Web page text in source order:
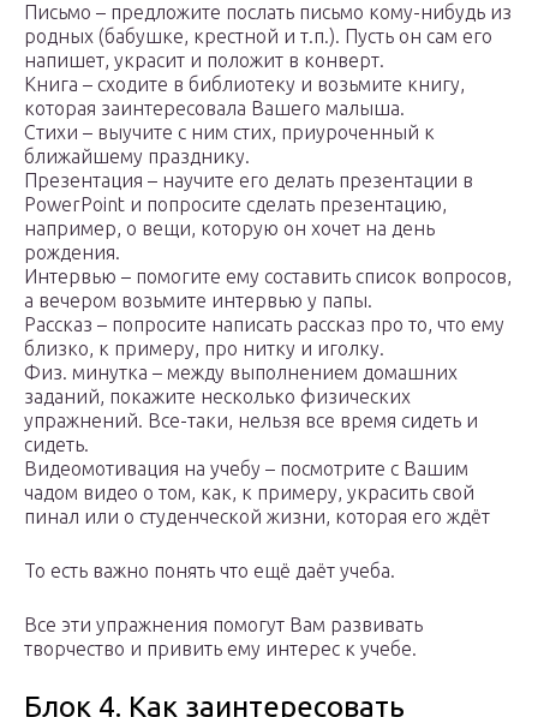
Письмо – предложите послать письмо кому-нибудь из
родных (бабушке, крестной и т.п.). Пусть он сам его
напишет, украсит и положит в конверт.
Книга – сходите в библиотеку и возьмите книгу,
которая заинтересовала Вашего малыша.
Стихи – выучите с ним стих, приуроченный к
ближайшему празднику.
Презентация – научите его делать презентации в
PowerPoint и попросите сделать презентацию,
например, о вещи, которую он хочет на день
рождения.
Интервью – помогите ему составить список вопросов,
а вечером возьмите интервью у папы.
Рассказ – попросите написать рассказ про то, что ему
близко, к примеру, про нитку и иголку.
Физ. минутка – между выполнением домашних
заданий, покажите несколько физических
упражнений. Все-таки, нельзя все время сидеть и
сидеть.
Видеомотивация на учебу – посмотрите с Вашим
чадом видео о том, как, к примеру, украсить свой
пинал или о студенческой жизни, которая его ждёт
То есть важно понять что ещё даёт учеба.
Все эти упражнения помогут Вам развивать
творчество и привить ему интерес к учебе.
Блок 4. Как заинтересовать